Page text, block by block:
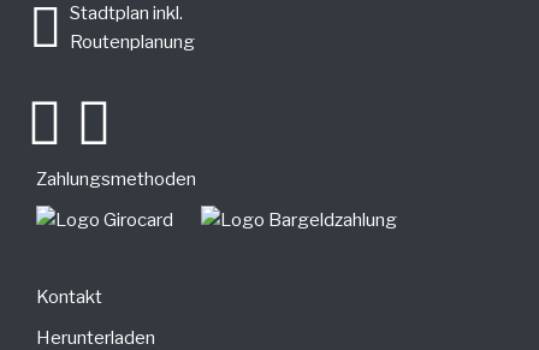
Stadtplan inkl.
Routenplanung
Zahlungsmethoden
Kontakt
Herunterladen